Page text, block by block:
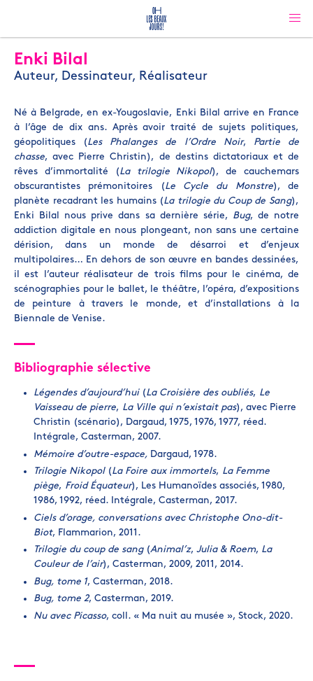
Enki Bilal
Auteur, Dessinateur, Réalisateur
Né à Belgrade, en ex-Yougoslavie, Enki Bilal arrive en France
à l’âge de dix ans. Après avoir traité de sujets politiques,
géopolitiques (Les Phalanges de l’Ordre Noir, Partie de
chasse, avec Pierre Christin), de destins dictatoriaux et de
rêves d’immortalité (La trilogie Nikopol), de cauchemars
obscurantistes prémonitoires (Le Cycle du Monstre), de
planète recadrant les humains (La trilogie du Coup de Sang),
Enki Bilal nous prive dans sa dernière série, Bug, de notre
addiction digitale en nous plongeant, non sans une certaine
dérision, dans un monde de désarroi et d’enjeux
multipolaires… En dehors de son œuvre en bandes dessinées,
il est l’auteur réalisateur de trois films pour le cinéma, de
scénographies pour le ballet, le théâtre, l’opéra, d’expositions
de peinture à travers le monde, et d’installations à la
Biennale de Venise.
Bibliographie sélective
Légendes d’aujourd’hui (La Croisière des oubliés, Le
Vaisseau de pierre, La Ville qui n’existait pas), avec Pierre
Christin (scénario), Dargaud, 1975, 1976, 1977, réed.
Intégrale, Casterman, 2007.
Mémoire d’outre-espace, Dargaud, 1978.
Trilogie Nikopol (La Foire aux immortels, La Femme
piège, Froid Équateur), Les Humanoïdes associés, 1980,
1986, 1992, réed. Intégrale, Casterman, 2017.
Ciels d’orage, conversations avec Christophe Ono-dit-
Biot, Flammarion, 2011.
Trilogie du coup de sang(Animal’z, Julia & Roem, La
Couleur de l’air), Casterman, 2009, 2011, 2014.
Bug, tome 1, Casterman, 2018.
Bug, tome 2, Casterman, 2019.
Nu avec Picasso, coll. « Ma nuit au musée », Stock, 2020.